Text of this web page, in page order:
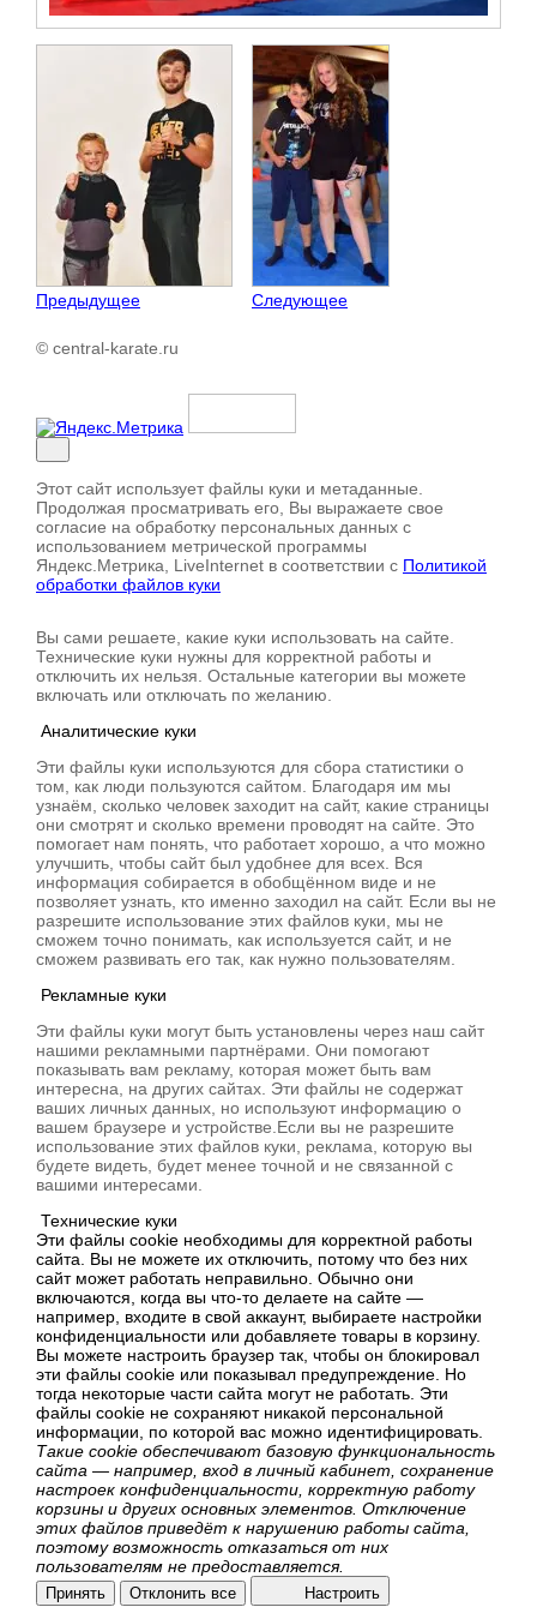
Предыдущее Следующее
© central-karate.ru
Этот сайт использует файлы куки и метаданные.
Продолжая просматривать его, Вы выражаете свое
согласие на обработку персональных данных с
использованием метрической программы
Яндекс.Метрика, LiveInternet в соответствии с Политикой
обработки файлов куки
Вы сами решаете, какие куки использовать на сайте.
Технические куки нужны для корректной работы и
отключить их нельзя. Остальные категории вы можете
включать или отключать по желанию.
Аналитические куки
Эти файлы куки используются для сбора статистики о
том, как люди пользуются сайтом. Благодаря им мы
узнаём, сколько человек заходит на сайт, какие страницы
они смотрят и сколько времени проводят на сайте. Это
помогает нам понять, что работает хорошо, а что можно
улучшить, чтобы сайт был удобнее для всех. Вся
информация собирается в обобщённом виде и не
позволяет узнать, кто именно заходил на сайт. Если вы не
разрешите использование этих файлов куки, мы не
сможем точно понимать, как используется сайт, и не
сможем развивать его так, как нужно пользователям.
Рекламные куки
Эти файлы куки могут быть установлены через наш сайт
нашими рекламными партнёрами. Они помогают
показывать вам рекламу, которая может быть вам
интересна, на других сайтах. Эти файлы не содержат
ваших личных данных, но используют информацию о
вашем браузере и устройстве.Если вы не разрешите
использование этих файлов куки, реклама, которую вы
будете видеть, будет менее точной и не связанной с
вашими интересами.
Технические куки
Эти файлы cookie необходимы для корректной работы
сайта. Вы не можете их отключить, потому что без них
сайт может работать неправильно. Обычно они
включаются, когда вы что-то делаете на сайте —
например, входите в свой аккаунт, выбираете настройки
конфиденциальности или добавляете товары в корзину.
Вы можете настроить браузер так, чтобы он блокировал
эти файлы cookie или показывал предупреждение. Но
тогда некоторые части сайта могут не работать. Эти
файлы cookie не сохраняют никакой персональной
информации, по которой вас можно идентифицировать.
Такие cookie обеспечивают базовую функциональность
сайта — например, вход в личный кабинет, сохранение
настроек конфиденциальности, корректную работу
корзины и других основных элементов. Отключение
этих файлов приведёт к нарушению работы сайта,
поэтому возможность отказаться от них
пользователям не предоставляется.
Принять Отклонить все Настроить